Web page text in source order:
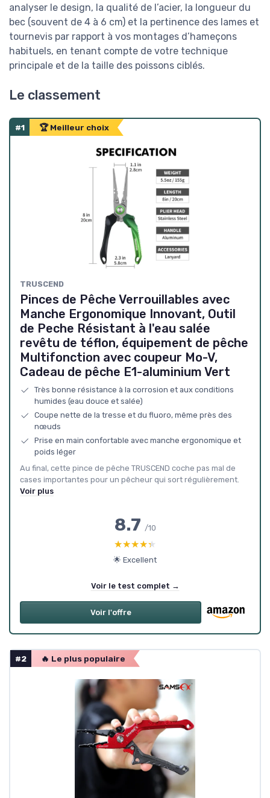
analyser le design, la qualité de l’acier, la longueur du
bec (souvent de 4 à 6 cm) et la pertinence des lames et
tournevis par rapport à vos montages d’hameçons
habituels, en tenant compte de votre technique
principale et de la taille des poissons ciblés.
Le classement
#1 🏆 Meilleur choix
TRUSCEND
Pinces de Pêche Verrouillables avec
Manche Ergonomique Innovant, Outil
de Peche Résistant à l'eau salée
revêtu de téflon, équipement de pêche
Multifonction avec coupeur Mo-V,
Cadeau de pêche E1-aluminium Vert
Très bonne résistance à la corrosion et aux conditions
humides (eau douce et salée)
Coupe nette de la tresse et du fluoro, même près des
nœuds
Prise en main confortable avec manche ergonomique et
poids léger
Au final, cette pince de pêche TRUSCEND coche pas mal de
cases importantes pour un pêcheur qui sort régulièrement.
Voir plus
8.7 /10
★★★★★
★★★★★
🌟 Excellent
Voir le test complet →
Voir l'offre
#2 🔥 Le plus populaire